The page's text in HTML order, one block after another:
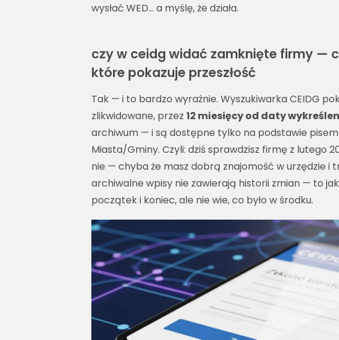
wysłać WED… a myślę, że działa.
czy w ceidg widać zamknięte firmy —
które pokazuje przeszłość
Tak — i to bardzo wyraźnie. Wyszukiwarka CEIDG
zlikwidowane, przez 12 miesięcy od daty
archiwum — i są dostępne tylko na podstawie
Miasta/Gminy. Czyli: dziś sprawdzisz firmę z lutego
nie — chyba że masz dobrą znajomość w urzędzie i
archiwalne wpisy nie zawierają historii zmian — to
początek i koniec, ale nie wie, co było w środku.